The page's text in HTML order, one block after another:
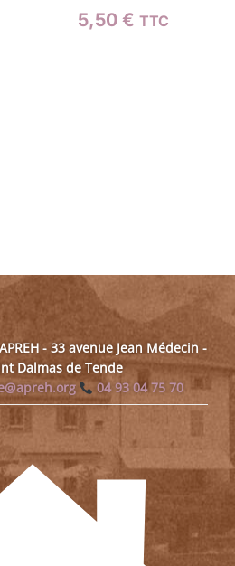
5,50€ TTC
- 33 avenue Jean Médecin -
Dalmas de Tende
04 93 04 75 70